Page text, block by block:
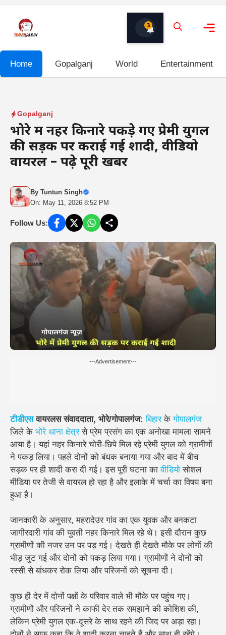
content
3
Home Gopalganj World Entertainment
Gopalganj
भोरे में नहर किनारे पकड़े गए प्रेमी युगल
की सड़क पर कराई गई शादी, वीडियो
वायरल – पढ़े पूरी खबर
By Tuntun Singh
On: May 11, 2026 8:52 PM
Follow Us:
---Advertisement---
टीडीएसवायरलस संवाददाता, भोरे/गोपालगंज: बिहारकेगोपालगंज
जिले के भोरे थाना क्षेत्रसे प्रेम प्रसंग का एक अनोखा मामला सामने
आया है। यहां नहर किनारे चोरी-छिपे मिल रहे प्रेमी युगल को ग्रामीणों
ने पकड़ लिया। पहले दोनों को बंधक बनाया गया और बाद में बीच
सड़क पर ही शादी करा दी गई। इस पूरी घटना कावीडियो सोशल
मीडिया पर तेजी से वायरल हो रहा है और इलाके में चर्चा का विषय बना
हुआ है।
जानकारी के अनुसार, महरादेउर गांव का एक युवक और बनकटा
जागीरदारी गांव की युवती नहर किनारे मिल रहे थे। इसी दौरान कुछ
ग्रामीणों की नजर उन पर पड़ गई। देखते ही देखते मौके पर लोगों की
भीड़ जुट गई और दोनों को पकड़ लिया गया। ग्रामीणों ने दोनों को
रस्सी से बांधकर रोक लिया और परिजनों को सूचना दी।
कुछ ही देर में दोनों पक्षों के परिवार वाले भी मौके पर पहुंच गए।
ग्रामीणों और परिजनों ने काफी देर तक समझाने की कोशिश की,
लेकिन प्रेमी युगल एक-दूसरे के साथ रहने की जिद पर अड़ा रहा।